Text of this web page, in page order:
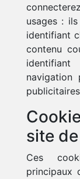
usages :
identifiant
contenu
navigation
site de
Ces
principaux